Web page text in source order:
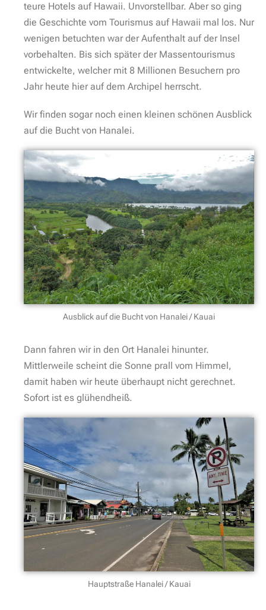
teure Hotels auf Hawaii. Unvorstellbar. Aber so ging
die Geschichte vom Tourismus auf Hawaii mal los. Nur
wenigen betuchten war der Aufenthalt auf der Insel
vorbehalten. Bis sich später der Massentourismus
entwickelte, welcher mit 8 Millionen Besuchern pro
Jahr heute hier auf dem Archipel herrscht.
Wir finden sogar noch einen kleinen schönen Ausblick
auf die Bucht von Hanalei.
Ausblick auf die Bucht von Hanalei / Kauai
Dann fahren wir in den Ort Hanalei hinunter.
Mittlerweile scheint die Sonne prall vom Himmel,
damit haben wir heute überhaupt nicht gerechnet.
Sofort ist es glühendheiß.
Hauptstraße Hanalei / Kauai